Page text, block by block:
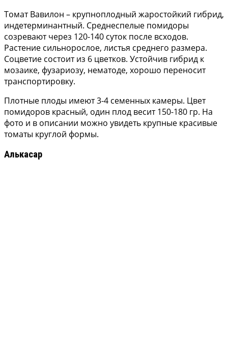
Томат Вавилон – крупноплодный жаростойкий гибрид,
индетерминантный. Среднеспелые помидоры
созревают через 120-140 суток после всходов.
Растение сильнорослое, листья среднего размера.
Соцветие состоит из 6 цветков. Устойчив гибрид к
мозаике, фузариозу, нематоде, хорошо переносит
транспортировку.
Плотные плоды имеют 3-4 семенных камеры. Цвет
помидоров красный, один плод весит 150-180 гр. На
фото и в описании можно увидеть крупные красивые
томаты круглой формы.
Алькасар